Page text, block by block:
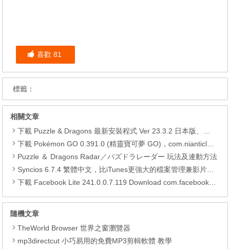
喜歡 81
標籤：
相關文章
下載 Puzzle & Dragons 最新安裝程式 Ver 23.3.2 日本版、港台版… (PAD Radar) (.apk) (.xapk)
下載 Pokémon GO 0.391.0 (精靈寶可夢 GO)，com.nianticlabs.pokemongo (.apk) (.xapk)
Puzzle ＆ Dragons Radar／パズドラレーダー 玩法及連動方法
Syncios 6.7.4 繁體中文，比iTunes更強大的檔案管理兼影片轉檔工具
下載 Facebook Lite 241.0.0.7.119 Download com.facebook.lite APK
隨機文章
TheWorld Browser 世界之窗瀏覽器
mp3directcut 小巧易用的免費MP3剪輯軟體 教學